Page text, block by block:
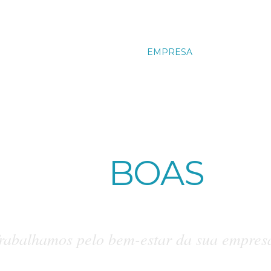
EMPRESA
BOAS
pelo bem-estar da sua